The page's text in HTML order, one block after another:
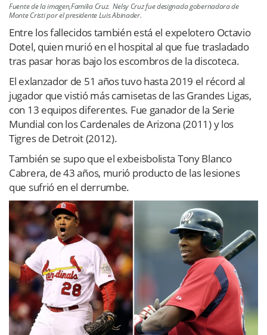
Fuente de la imagen,Familia Cruz. Nelsy Cruz fue designada gobernadora de
Monte Cristi por el presidente Luis Abinader.
Entre los fallecidos también está el expelotero Octavio
Dotel, quien murió en el hospital al que fue trasladado
tras pasar horas bajo los escombros de la discoteca.
El exlanzador de 51 años tuvo hasta 2019 el récord al
jugador que vistió más camisetas de las Grandes Ligas,
con 13 equipos diferentes. Fue ganador de la Serie
Mundial con los Cardenales de Arizona (2011) y los
Tigres de Detroit (2012).
También se supo que el exbeisbolista Tony Blanco
Cabrera, de 43 años, murió producto de las lesiones
que sufrió en el derrumbe.